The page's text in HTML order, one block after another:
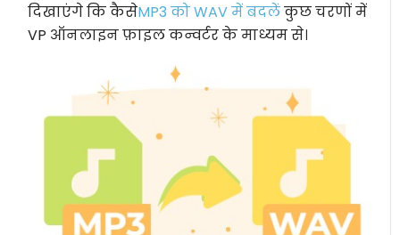
दिखाएंगे कि कैसेMP3 को WAV में बदलेंकुछ चरणों में
VP ऑनलाइन फ़ाइल कन्वर्टर के माध्यम से।